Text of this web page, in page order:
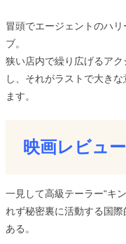
冒頭でエージェントのハ
ブ。
狭い店内で繰り広げるア
し、それがラストで大き
ます。
映画レビュ
一見して高級テーラー“キ
れず秘密裏に活動する国
ある。